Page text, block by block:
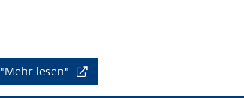
"Mehr lesen"